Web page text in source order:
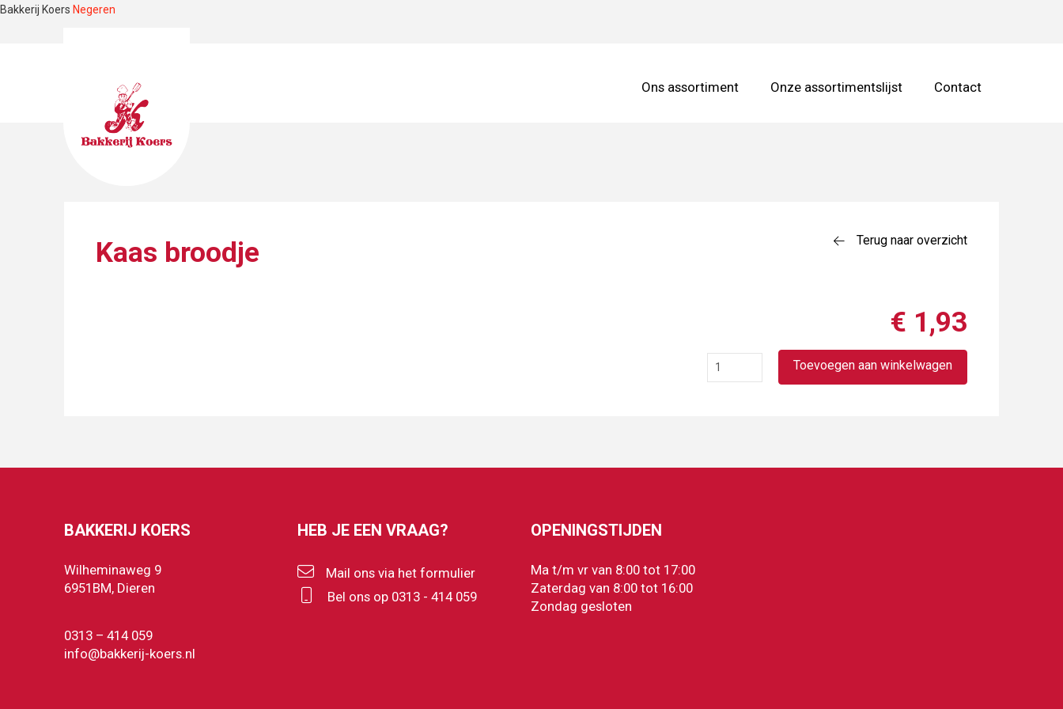
Bakkerij Koers Negeren
Ons assortiment Onze assortimentslijst Contact
Kaas broodje Terug naar overzicht
€ 1,93
Kaas
Toevoegen aan winkelwagen
BAKKERIJ KOERS
Wilheminaweg 9
6951BM, Dieren
0313 – 414 059
info@bakkerij-koers.nl
HEB JE EEN VRAAG?
Mail ons via het formulier
Bel ons op 0313 - 414 059
OPENINGSTIJDEN
Ma t/m vr van 8:00 tot 17:00
Zaterdag van 8:00 tot 16:00
Zondag gesloten